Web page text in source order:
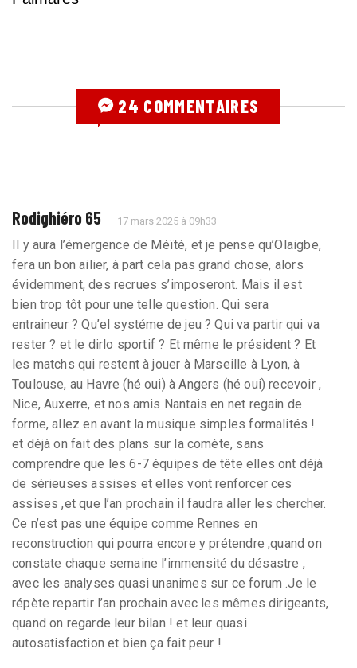
24 COMMENTAIRES
Rodighiéro 65 17 mars 2025 à 09h33
Il y aura l’émergence de Méïté, et je pense qu’Olaigbe,
fera un bon ailier, à part cela pas grand chose, alors
évidemment, des recrues s’imposeront. Mais il est
bien trop tôt pour une telle question. Qui sera
entraineur ? Qu’el systéme de jeu ? Qui va partir qui va
rester ? et le dirlo sportif ? Et même le président ? Et
les matchs qui restent à jouer à Marseille à Lyon, à
Toulouse, au Havre (hé oui) à Angers (hé oui) recevoir ,
Nice, Auxerre, et nos amis Nantais en net regain de
forme, allez en avant la musique simples formalités !
et déjà on fait des plans sur la comète, sans
comprendre que les 6-7 équipes de tête elles ont déjà
de sérieuses assises et elles vont renforcer ces
assises ,et que l’an prochain il faudra aller les chercher.
Ce n’est pas une équipe comme Rennes en
reconstruction qui pourra encore y prétendre ,quand on
constate chaque semaine l’immensité du désastre ,
avec les analyses quasi unanimes sur ce forum .Je le
répète repartir l’an prochain avec les mêmes dirigeants,
quand on regarde leur bilan ! et leur quasi
autosatisfaction et bien ça fait peur !